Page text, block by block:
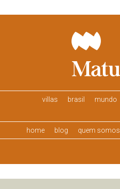
home blog quem somos
villas brasil mundo